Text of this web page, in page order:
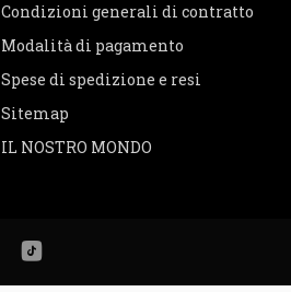
Condizioni generali di contratto
Modalità di pagamento
Spese di spedizione e resi
Sitemap
IL NOSTRO MONDO